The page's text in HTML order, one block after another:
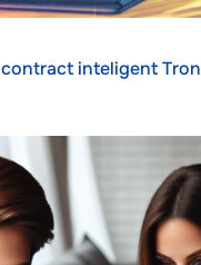
contract inteligent Tron